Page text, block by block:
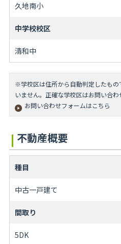
久地南小
中学校校区
清和中
※学校区は住所から自動判定したも
いません。正確な学校区はお問い合わ
お問い合わせフォームはこちら
不動産概要
種目
中古一戸建て
間取り
5DK